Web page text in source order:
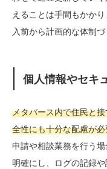
えることは手間もかか
入前から計画的な体制
個人情報やセキ
メタバース内で住民と
全性にも十分な配慮が
申請や相談業務を行う
明確にし、ログの記録